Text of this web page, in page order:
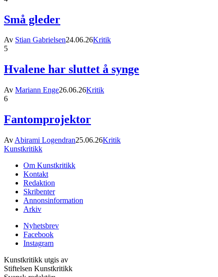
Små gleder
Av Stian Gabrielsen24.06.26Kritik
5
Hvalene har sluttet å synge
Av Mariann Enge26.06.26Kritik
6
Fantomprojektor
Av Abirami Logendran25.06.26Kritik
Kunstkritikk
Om Kunstkritikk
Kontakt
Redaktion
Skribenter
Annonsinformation
Arkiv
Nyhetsbrev
Facebook
Instagram
Kunstkritikk utgis av
Stiftelsen Kunstkritikk